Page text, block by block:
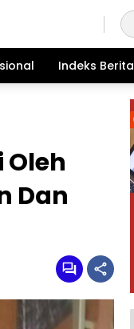
Indeks Berita
Dan